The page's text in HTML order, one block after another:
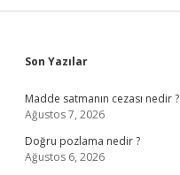
Sidebar
Son Yazılar
Madde satmanın cezası nedir ?
Ağustos 7, 2026
Doğru pozlama nedir ?
Ağustos 6, 2026